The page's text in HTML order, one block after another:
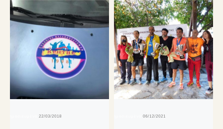
δημοσιευμένο22/03/2018 δημοσιευμένο06/12/2021